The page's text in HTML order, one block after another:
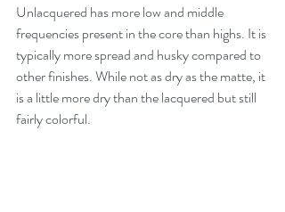
Unlacquered has more low and middle
frequencies present in the core than highs. It is
typically more spread and husky compared to
other finishes. While not as dry as the matte, it
is a little more dry than the lacquered but still
fairly colorful.